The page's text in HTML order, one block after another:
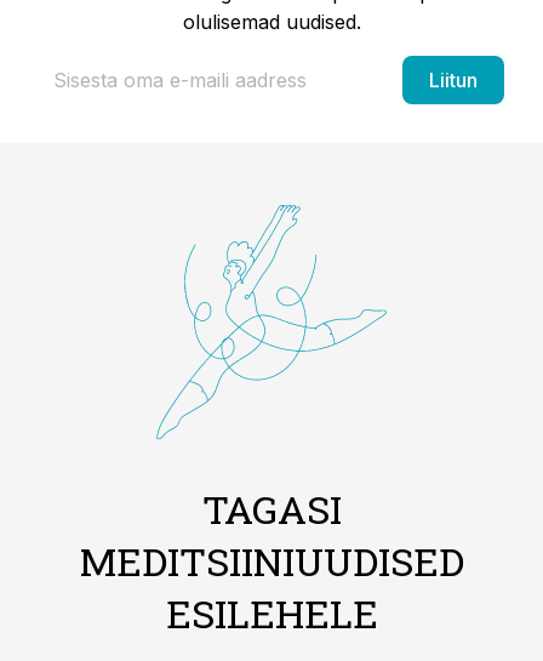
olulisemad uudised.
Liitun
TAGASI
MEDITSIINIUUDISED
ESILEHELE